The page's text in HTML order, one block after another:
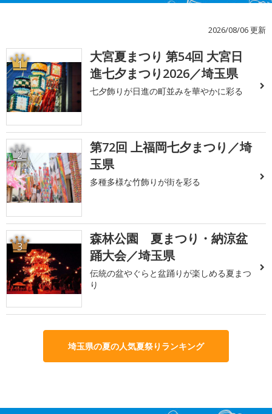
2026/08/06 更新
1
大宮夏まつり 第54回 大宮日
進七夕まつり2026／埼玉県
七夕飾りが日進の町並みを華やかに彩る
2
第72回 上福岡七夕まつり／埼
玉県
多種多様な竹飾りが街を彩る
3
森林公園 夏まつり・納涼盆
踊大会／埼玉県
伝統の盆やぐらと盆踊りが楽しめる夏まつ
り
埼玉県の夏の人気夏祭りランキング